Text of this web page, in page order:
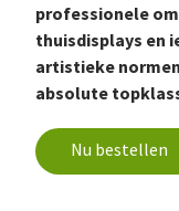
professionele
thuisdisplays en
artistieke
absolute
Nu bestellen